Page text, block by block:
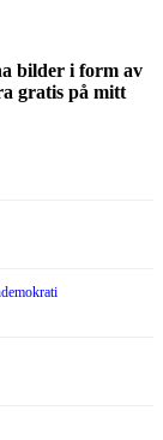
bilder i form av
gratis på mitt